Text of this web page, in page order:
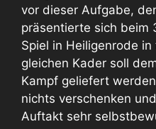
vor dieser Aufgabe,
präsentierte sich beim
Spiel in Heiligenrode
gleichen Kader soll
Kampf geliefert
nichts verschenken
Auftakt sehr